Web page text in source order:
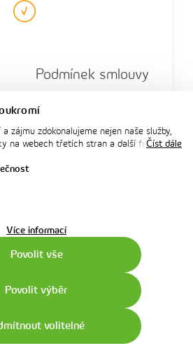
zájmu zdokonalujeme nejen naše služby,
na webech třetích stran a další formy
kdykoliv změnit v zápatí stránky v
o tom, jak se soubory cookies a
možností uplatnění vašich práv,
v sekci
Číst dále
Více informacío
Povolit vše
Povolit výběr
volitelné
Podmínek smlouvy
Pokud nejste
spokojeni, můžete
dodavatele
změnit podle vaší
Online
chat
Video
chat
Zavolat